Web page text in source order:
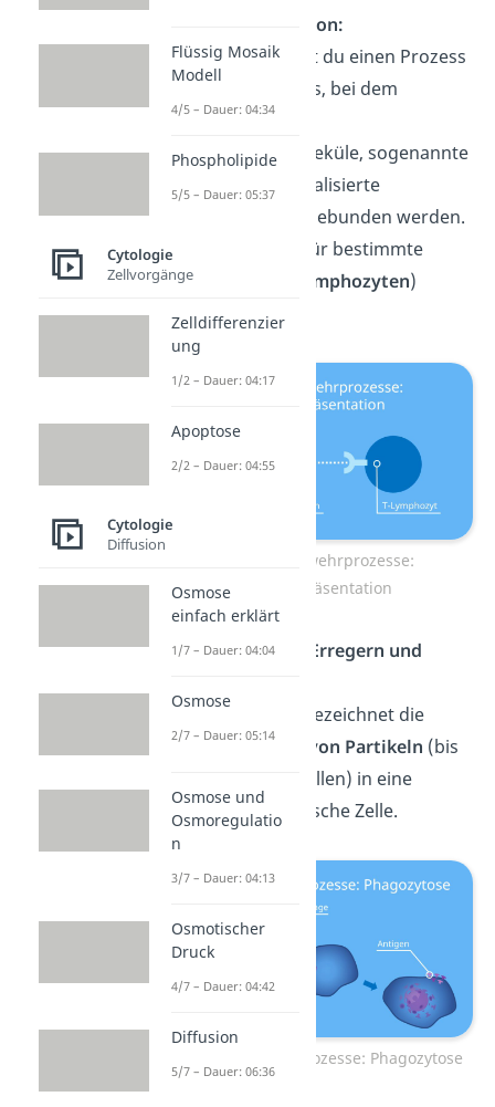
Antigenpräsentation:
Darunter verstehst du einen Prozess
des Immunsystems, bei dem
körpereigeneund
körperfremde
Moleküle, sogenannte
Antigene
, an spezialisierte
Proteinkomplexe gebunden werden.
Dadurch sind sie für bestimmte
Immunzellen (
T-Lymphozyten)
erkennbar.
Zelluläre Abwehrprozesse:
Antigenpräsentation
Phagozytosevon Erregern und
Die Phagozytose bezeichnet die
aktive Aufnahme von Partikeln (bis
hin zu kleineren Zellen) in eine
einzelne eukaryotische Zelle.
Zelluläre Abwehrprozesse: Phagozytose
Flüssig Mosaik
Modell
4/5 – Dauer: 04:34
Phospholipide
5/5 – Dauer: 05:37
Cytologie
Zellvorgänge
Zelldifferenzier
ung
1/2 – Dauer: 04:17
Apoptose
2/2 – Dauer: 04:55
Cytologie
Diffusion
Osmose
einfach erklärt
1/7 – Dauer: 04:04
Osmose
2/7 – Dauer: 05:14
Osmose und
Osmoregulatio
n
3/7 – Dauer: 04:13
Osmotischer
Druck
4/7 – Dauer: 04:42
Diffusion
5/7 – Dauer: 06:36